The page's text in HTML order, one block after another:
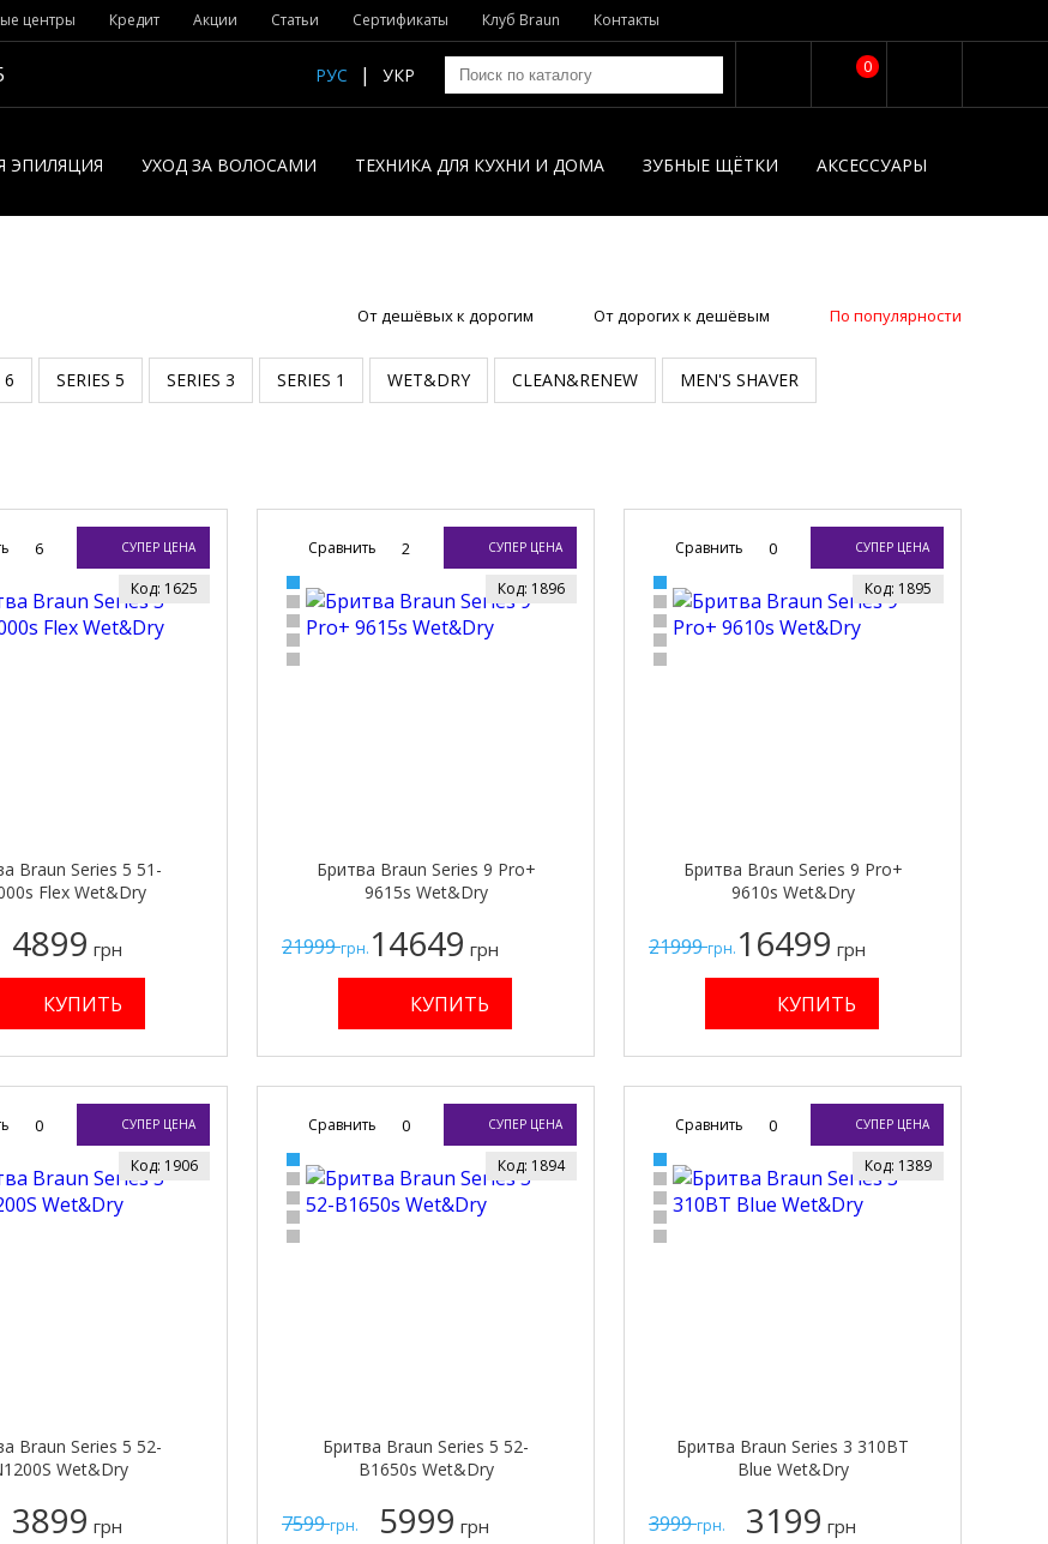
центры Кредит Акции Статьи Сертификаты Клуб Braun Контакты
0
РУС УКР
ЭПИЛЯЦИЯ УХОД ЗА ВОЛОСАМИ ТЕХНИКА ДЛЯ КУХНИ И ДОМА ЗУБНЫЕ ЩЁТКИ АКСЕССУАРЫ
От дешёвых к дорогим От дорогих к дешёвым По популярности
6 SERIES 5 SERIES 3 SERIES 1 WET&DRY CLEAN&RENEW MEN'S SHAVER
6 СУПЕР ЦЕНА
Braun Series 5 51-
Flex Wet&Dry
Код: 1625
4899 грн
2 СУПЕР ЦЕНА
Сравнить
21999грн.
Бритва Braun Series 9 Pro+
9615s Wet&Dry
Код: 1896
14649 грн
0 СУПЕР ЦЕНА
Сравнить
21999грн.
Бритва Braun Series 9 Pro+
9610s Wet&Dry
Код: 1895
16499 грн
0 СУПЕР ЦЕНА
Braun Series 5 52-
Wet&Dry
Код: 1906
3899 грн
0 СУПЕР ЦЕНА
Сравнить
7599грн.
Бритва Braun Series 5 52-
B1650s Wet&Dry
Код: 1894
5999 грн
0 СУПЕР ЦЕНА
Сравнить
3999грн.
Бритва Braun Series 3 310BT
Blue Wet&Dry
Код: 1389
3199 грн